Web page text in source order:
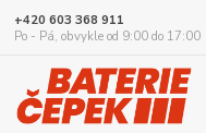
+420 603 368 911
Po - Pá, obvykle od 9:00 do 17:00